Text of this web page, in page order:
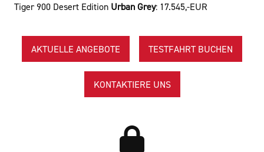
Tiger 900 Desert Edition Urban Grey: 17.545,-EUR
TESTFAHRT BUCHEN
AKTUELLE ANGEBOTE
KONTAKTIERE UNS